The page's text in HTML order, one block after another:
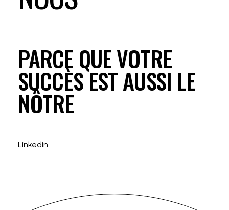
PARCE QUE VOTRE
SUCCÈS EST AUSSI LE
NÔTRE
Linkedin